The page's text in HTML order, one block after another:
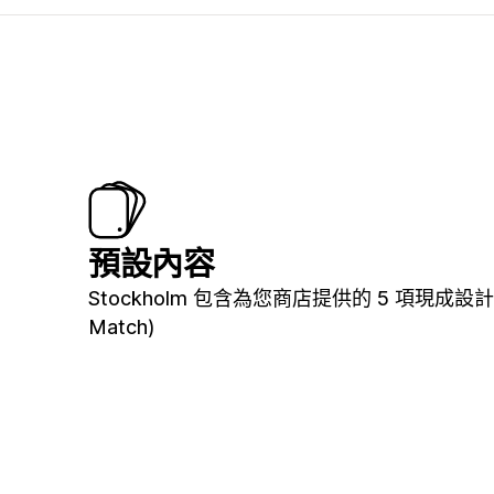
預設內容
Stockholm 包含為您商店提供的 5 項現成設
Match)